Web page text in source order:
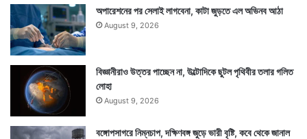
অপারেশনের পর সেলাই লাগবেনা, কাটা জুড়তে এল অভিনব আঠা
August 9, 2026
বিজ্ঞানীরাও উত্তর পাচ্ছেন না, উল্টোদিকে ছুটল পৃথিবীর তলার গলিত
লোহা
August 9, 2026
বঙ্গোপসাগরে নিম্নচাপ, দক্ষিণবঙ্গ জুড়ে ভারী বৃষ্টি, কবে থেকে জানাল